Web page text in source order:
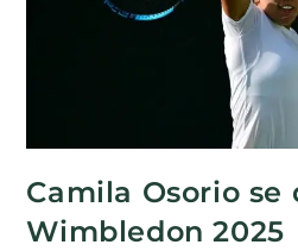
Camila Osorio se
Wimbledon 2025